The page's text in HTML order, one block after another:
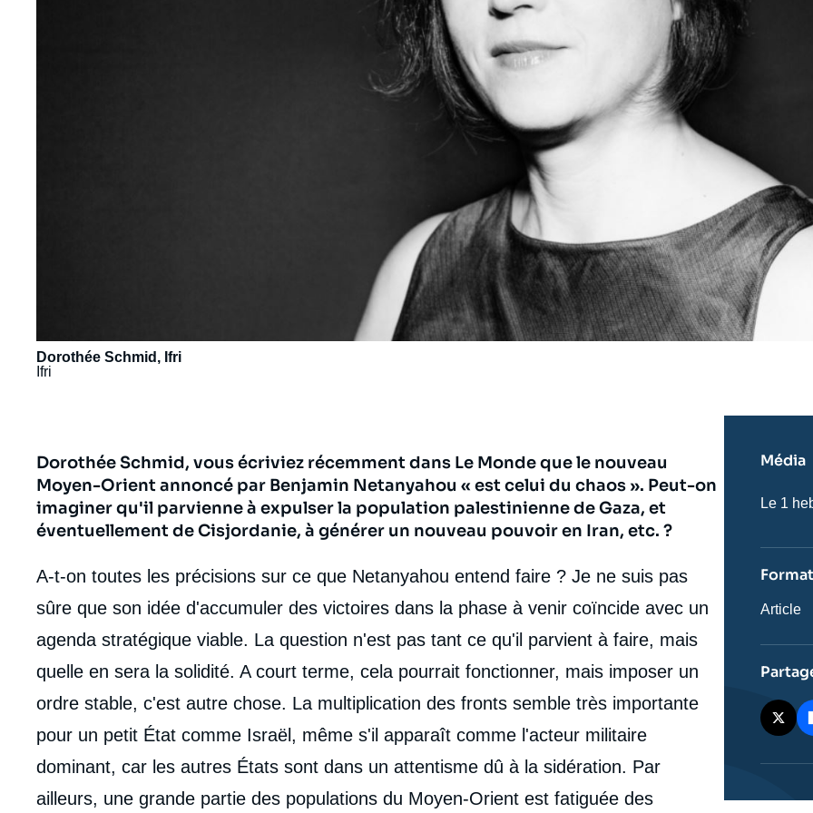
Dorothée Schmid, Ifri
Ifri
body
Dorothée Schmid, vous écriviez récemment dans Le Monde que le nouveau
Moyen-Orient annoncé par Benjamin Netanyahou « est celui du chaos ». Peut-on
imaginer qu'il parvienne à expulser la population palestinienne de Gaza, et
éventuellement de Cisjordanie, à générer un nouveau pouvoir en Iran, etc. ?
A-t-on toutes les précisions sur ce que Netanyahou entend faire ? Je ne suis pas
sûre que son idée d'accumuler des victoires dans la phase à venir coïncide avec un
agenda stratégique viable. La question n'est pas tant ce qu'il parvient à faire, mais
quelle en sera la solidité. A court terme, cela pourrait fonctionner, mais imposer un
ordre stable, c'est autre chose. La multiplication des fronts semble très importante
pour un petit État comme Israël, même s'il apparaît comme l'acteur militaire
dominant, car les autres États sont dans un attentisme dû à la sidération. Par
ailleurs, une grande partie des populations du Moyen-Orient est fatiguée des
Média
Nom
revue
émission
Le 1
Format
Article